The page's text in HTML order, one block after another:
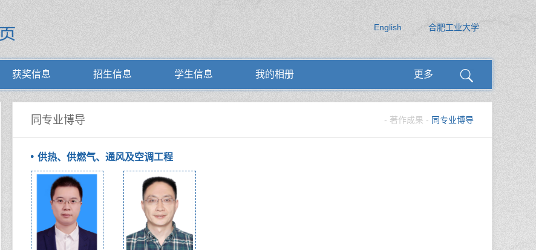
English 合肥工业大学
获奖信息 招生信息 学生信息 我的相册 更多
同专业博导 - 著作成果 - 同专业博导
供热、供燃气、通风及空调工程